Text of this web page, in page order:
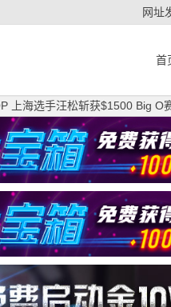
网址
首
上海选手汪松斩获$1500 Big O